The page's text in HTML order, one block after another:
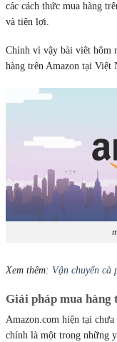
các cách thức mua hàng
và tiện lợi.
Chính vì vậy bài viêt hôm
hàng trên Amazon tại Việt
Xem thêm: Vận chuyển cà
Giải pháp mua
Amazon.com hiện tại
chính là một trong những